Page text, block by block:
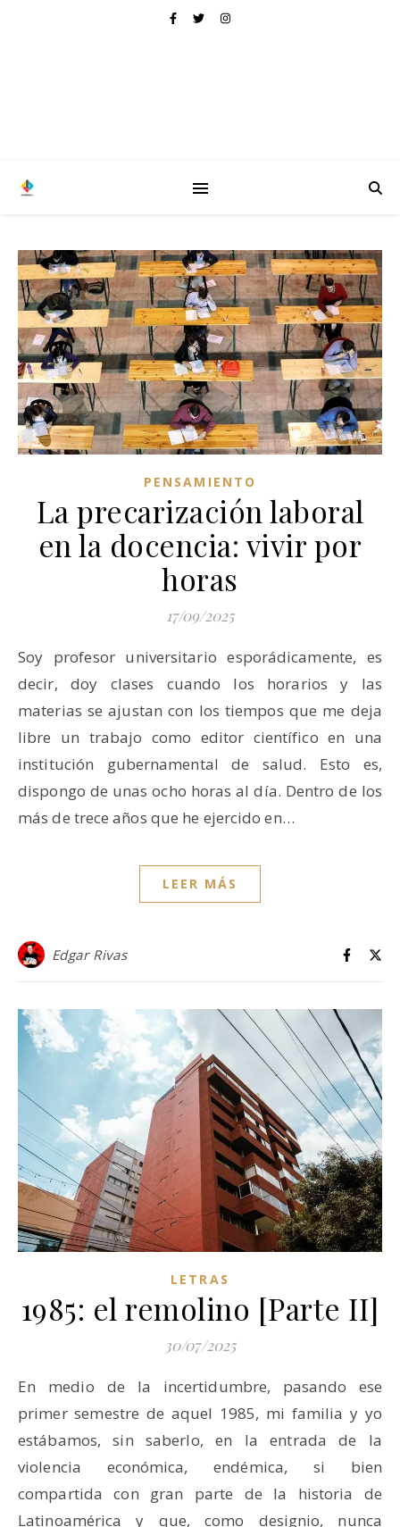
PENSAMIENTO
La precarización laboral
en la docencia: vivir por
horas
17/09/2025
Soy profesor universitario esporádicamente, es
decir, doy clases cuando los horarios y las
materias se ajustan con los tiempos que me deja
libre un trabajo como editor científico en una
institución gubernamental de salud. Esto es,
dispongo de unas ocho horas al día. Dentro de los
más de trece años que he ejercido en…
LEER MÁS
Edgar Rivas
LETRAS
1985: el remolino [Parte II]
30/07/2025
En medio de la incertidumbre, pasando ese
primer semestre de aquel 1985, mi familia y yo
estábamos, sin saberlo, en la entrada de la
violencia económica, endémica, si bien
compartida con gran parte de la historia de
Latinoamérica y que, como designio, nunca